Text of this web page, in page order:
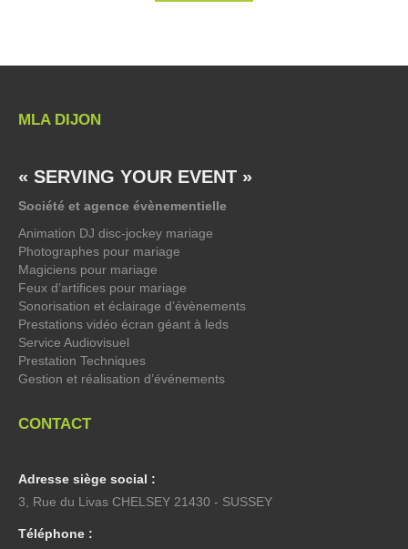
MLA DIJON
« SERVING YOUR EVENT »
Société et agence évènementielle
Animation DJ disc-jockey mariage
Photographes pour mariage
Magiciens pour mariage
Feux d’artifices pour mariage
Sonorisation et éclairage d’évènements
Prestations vidéo écran géant à leds
Service Audiovisuel
Prestation Techniques
Gestion et réalisation d’événements
CONTACT
Adresse siège social :
3, Rue du Livas CHELSEY 21430 - SUSSEY
Téléphone :